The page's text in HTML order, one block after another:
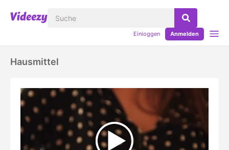
Einloggen Anmelden
Hausmittel